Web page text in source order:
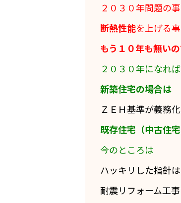
２０３０年問題の
断熱性能を上げる
もう１０年も無いの
２０３０年になれば
新築住宅の場合は
ＺＥＨ基準が義務
既存住宅（中古住
今のところは
ハッキリした指針
耐震リフォーム工